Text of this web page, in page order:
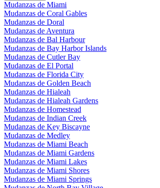
Mudanzas de Miami
Mudanzas de Coral Gables
Mudanzas de Doral
Mudanzas de Aventura
Mudanzas de Bal Harbour
Mudanzas de Bay Harbor Islands
Mudanzas de Cutler Bay
Mudanzas de El Portal
Mudanzas de Florida City
Mudanzas de Golden Beach
Mudanzas de Hialeah
Mudanzas de Hialeah Gardens
Mudanzas de Homestead
Mudanzas de Indian Creek
Mudanzas de Key Biscayne
Mudanzas de Medley
Mudanzas de Miami Beach
Mudanzas de Miami Gardens
Mudanzas de Miami Lakes
Mudanzas de Miami Shores
Mudanzas de Miami Springs